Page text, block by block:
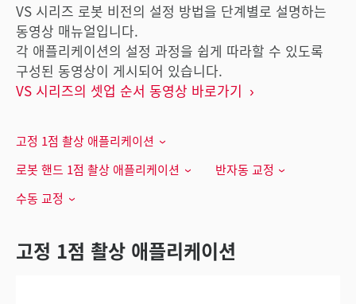
VS 시리즈 로봇 비전의 설정 방법을 단계별로 설명하는
동영상 매뉴얼입니다.
각 애플리케이션의 설정 과정을 쉽게 따라할 수 있도록
구성된 동영상이 게시되어 있습니다.
VS 시리즈의 셋업 순서 동영상 바로가기
고정 1점 촬상 애플리케이션
로봇 핸드 1점 촬상 애플리케이션
반자동 교정
수동 교정
고정 1점 촬상 애플리케이션